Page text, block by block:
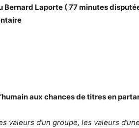
Bernard Laporte ( 77 minutes
aux chances de titres en
valeurs d’un groupe, les valeurs